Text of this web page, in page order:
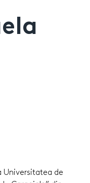
Universitatea de